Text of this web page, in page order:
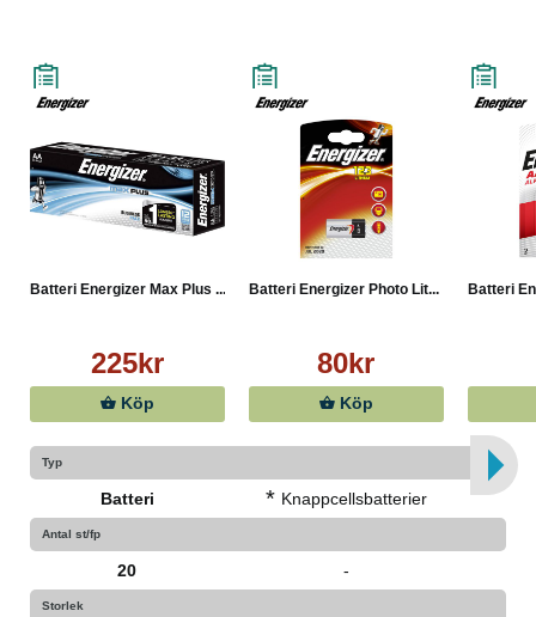
Batteri Energizer Max Plus ...
225kr
Köp
Batteri Energizer Photo Lit...
80kr
Köp
Batteri
Typ
Batteri * Knappcellsbatterier
Antal st/fp
20 -
Storlek